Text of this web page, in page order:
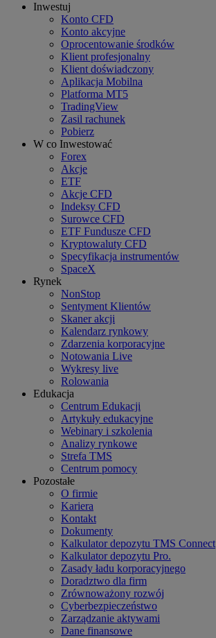
Inwestuj
Konto CFD
Konto akcyjne
Oprocentowanie środków
Klient profesjonalny
Klient doświadczony
Aplikacja Mobilna
Platforma MT5
TradingView
Zasil rachunek
Pobierz
W co Inwestować
Forex
Akcje
ETF
Akcje CFD
Indeksy CFD
Surowce CFD
ETF Fundusze CFD
Kryptowaluty CFD
Specyfikacja instrumentów
SpaceX
Rynek
NonStop
Sentyment Klientów
Skaner akcji
Kalendarz rynkowy
Zdarzenia korporacyjne
Notowania Live
Wykresy live
Rolowania
Edukacja
Centrum Edukacji
Artykuły edukacyjne
Webinary i szkolenia
Analizy rynkowe
Strefa TMS
Centrum pomocy
Pozostałe
O firmie
Kariera
Kontakt
Dokumenty
Kalkulator depozytu TMS Connect
Kalkulator depozytu Pro.
Zasady ładu korporacyjnego
Doradztwo dla firm
Zrównoważony rozwój
Cyberbezpieczeństwo
Zarządzanie aktywami
Dane finansowe